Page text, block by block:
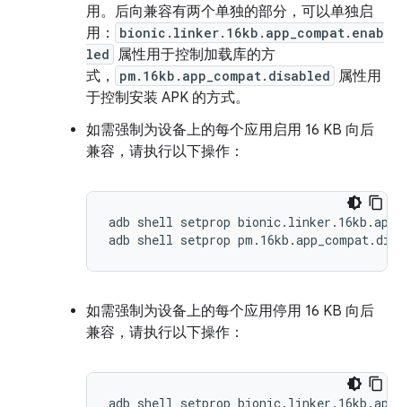
用。后向兼容有两个单独的部分，可以单独启
用：
bionic.linker.16kb.app_compat.enab
led 属性用于控制加载库的方
式，
pm.16kb.app_compat.disabled 属性用
于控制安装 APK 的方式。
如需强制为设备上的每个应用启用 16 KB 向后
兼容，请执行以下操作：
adb shell setprop
如需强制为设备上的每个应用停用 16 KB 向后
兼容，请执行以下操作：
adb shell setprop